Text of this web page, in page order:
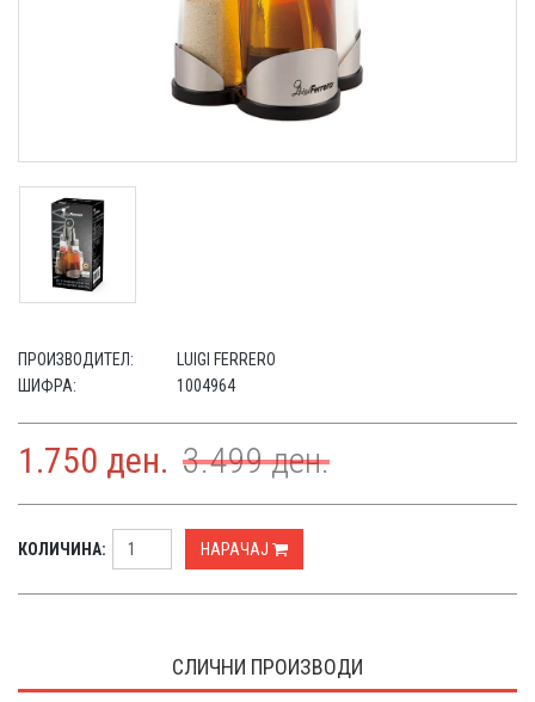
ПРОИЗВОДИТЕЛ:
LUIGI FERRERO
ШИФРА:
1004964
1.750 ден. 3.499ден.
КОЛИЧИНА: НАРАЧАЈ
СЛИЧНИ ПРОИЗВОДИ